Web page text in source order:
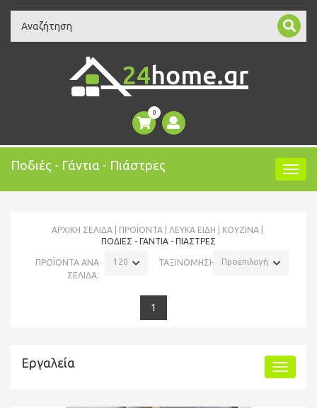
Search
0
Ποδιές - Γάντια - Πιάστρες
ΑΡΧΙΚΉ ΣΕΛΊΔΑ ΠΡΟΪΌΝΤΑ ΛΕΥΚΑ ΕΙΔΗ
ΚΟΥΖΊΝΑ
ΠΟΔΙΈΣ - ΓΆΝΤΙΑ - ΠΙΆΣΤΡΕΣ
ΠΡΟΪΟΝΤΑ ΑΝΑ
ΣΕΛΙΔΑ:
120 ΤΑΞΙΝΟΜΗΣΗ: Προεπιλογή
1
Εργαλεία